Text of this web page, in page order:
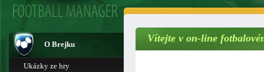
O Brejku
Ukázky ze hry
Vítejte v on-line